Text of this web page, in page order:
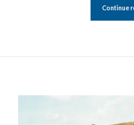
Continue